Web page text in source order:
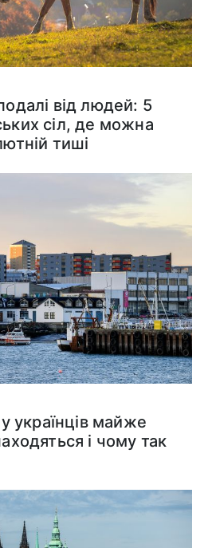
від людей: 5
сіл, де можна
тиші
українців майже
і чому так